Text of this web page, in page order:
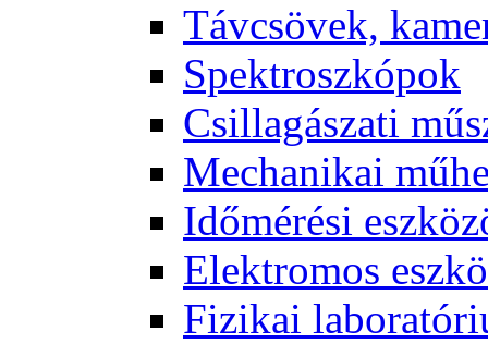
Táv­csö­vek,
Spekt­rosz­kó­pok
Csil­la­gá­sza­ti
Me­cha­ni­kai
Idő­mé­ré­si
Elekt­ro­mos
Fi­zi­kai